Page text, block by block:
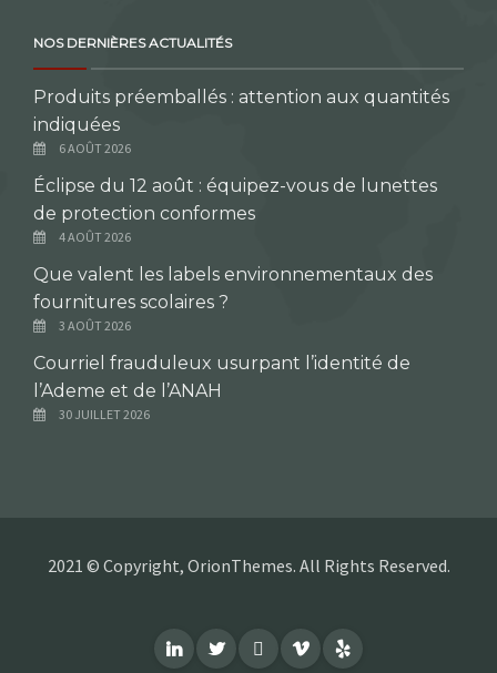
NOS DERNIÈRES ACTUALITÉS
Produits préemballés : attention aux quantités
indiquées
6 AOÛT 2026
Éclipse du 12 août : équipez-vous de lunettes
de protection conformes
4 AOÛT 2026
Que valent les labels environnementaux des
fournitures scolaires ?
3 AOÛT 2026
Courriel frauduleux usurpant l’identité de
l’Ademe et de l’ANAH
30 JUILLET 2026
2021 © Copyright, OrionThemes. All Rights Reserved.